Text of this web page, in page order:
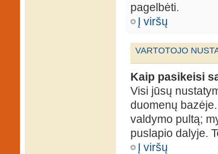
pagelbėti.
Į viršų
VARTOTOJO
Kaip pasikeisi
Visi jūsų
duomenų
valdymo pultą;
puslapio dalyje.
Į viršų